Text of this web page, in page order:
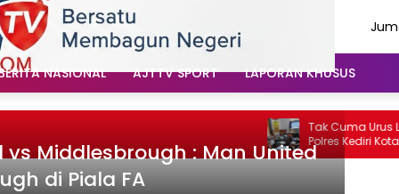
NASIONAL AJTTV SPORT LAPORAN KHUSUS
Tak Cuma Urus
Polres Kediri Kota
Soal Hoaks Hingga
Middlesbrough : Man United
di Piala FA